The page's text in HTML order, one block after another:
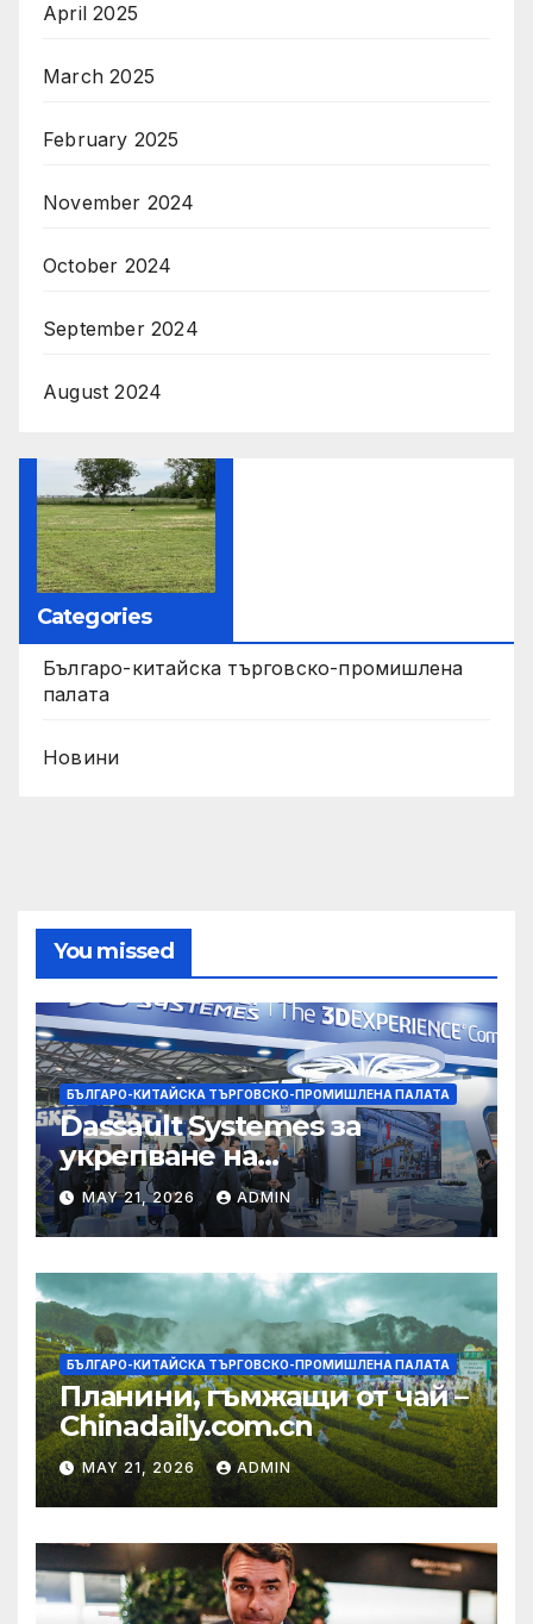
April 2025
March 2025
February 2025
November 2024
October 2024
September 2024
August 2024
Categories
Българо-китайска търговско-промишлена
палата
Новини
You missed
БЪЛГАРО-КИТАЙСКА ТЪРГОВСКО-ПРОМИШЛЕНА ПАЛАТА
Dassault Systemes за
укрепване на
изграждането на AI
екосистема в Китай
MAY 21, 2026 ADMIN
БЪЛГАРО-КИТАЙСКА ТЪРГОВСКО-ПРОМИШЛЕНА ПАЛАТА
Планини, гъмжащи от чай –
Chinadaily.com.cn
MAY 21, 2026 ADMIN